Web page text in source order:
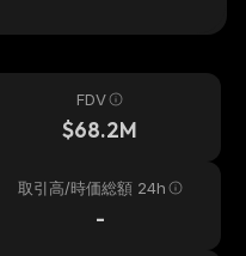
FDV
$68.2M
取引高/時価総額 24h
-